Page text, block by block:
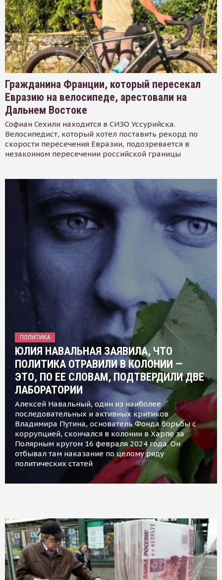
Гражданина Франции, который пересекал
Евразию на велосипеде, арестовали на
Дальнем Востоке
Софиан Сехили находится в СИЗО Уссурийска.
Велосипедист, который хотел поставить рекорд по
скорости пересечения Евразии, подозревается в
незаконном пересечении российской границы
ПОЛИТИКА
ЮЛИЯ НАВАЛЬНАЯ ЗАЯВИЛА, ЧТО
ПОЛИТИКА ОТРАВИЛИ В КОЛОНИИ —
ЭТО, ПО ЕЕ СЛОВАМ, ПОДТВЕРДИЛИ ДВЕ
ЛАБОРАТОРИИ
Алексей Навальный, один из наиболее
последовательных и активных критиков
Владимира Путина, основатель Фонда борьбы с
коррупцией, скончался в колонии в Харпе за
Полярным кругом 16 февраля 2024 года. Он
отбывал там наказание по целому ряду
политических статей